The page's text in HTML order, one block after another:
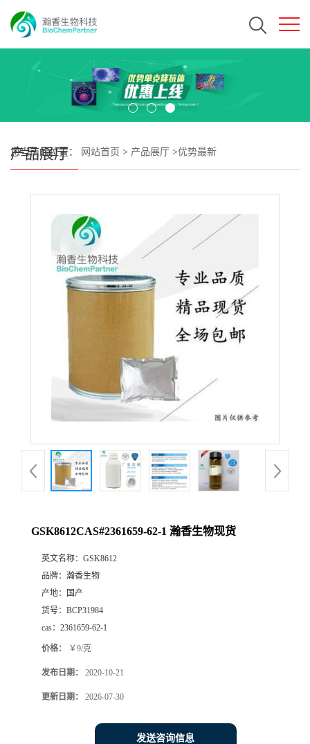
产品展厅
您当前的位置： 网站首页 > 产品展厅 >优势最新
GSK8612CAS#2361659-62-1 瀚香生物现货
英文名称： GSK8612
品牌： 瀚香生物
产地：
国产
货号： BCP31984
cas： 2361659-62-1
价格： ￥9/克
发布日期： 2020-10-21
更新日期： 2026-07-30
发送咨询信息